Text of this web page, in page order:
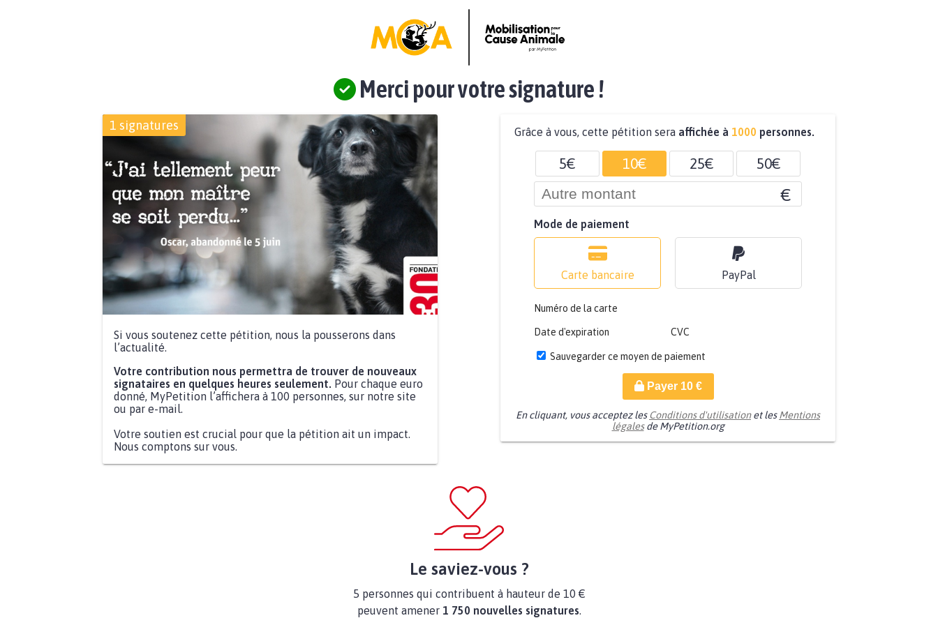
Merci pour votre signature !
1 signatures
Si vous soutenez cette pétition, nous la pousserons dans
l’actualité.
Votre contribution nous permettra de trouver de nouveaux
signataires en quelques heures seulement. Pour chaque euro
donné, MyPetition l’affichera à 100 personnes, sur notre site
ou par e-mail.
Votre soutien est crucial pour que la pétition ait un impact.
Nous comptons sur vous.
Grâce à vous, cette pétition sera affichée à 1000 personnes.
5€ 10€ 25€ 50€
€
Mode de paiement
Carte bancaire PayPal
Numéro de la carte
Date d'expiration CVC
Sauvegarder ce moyen de paiement
Payer 10€
En cliquant, vous acceptez les Conditions d'utilisationet lesMentions
légalesde MyPetition.org
Le saviez-vous ?
5 personnes qui contribuent à hauteur de 10 €
peuvent amener 1 750 nouvelles signatures.